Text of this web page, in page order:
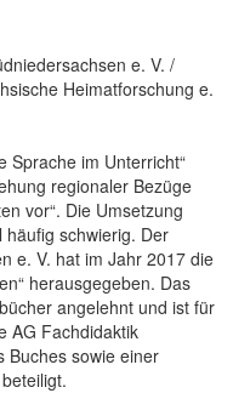
e. V. /
Heimatforschung e.
Sprache im Unterricht“
regionaler Bezüge
vor“. Die Umsetzung
schwierig. Der
e. V. hat im Jahr 2017 die
herausgegeben. Das
angelehnt und ist für
AG Fachdidaktik
Buches sowie einer